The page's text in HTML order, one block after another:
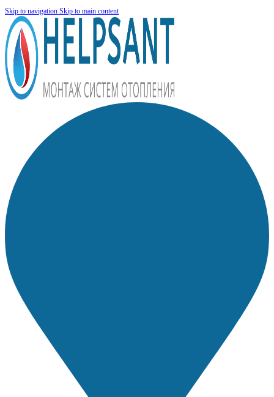
Skip to navigation Skip to main content